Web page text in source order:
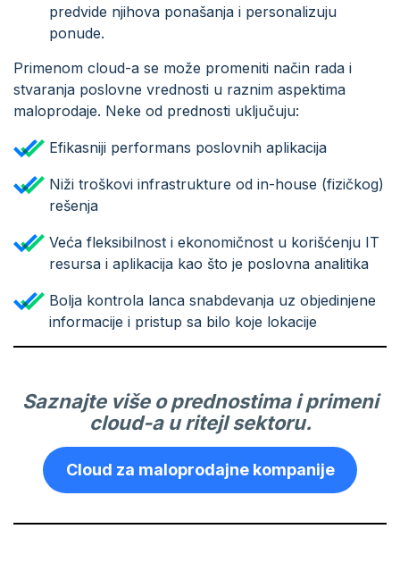
predvide njihova ponašanja i personalizuju
ponude.
Primenom cloud-a se može promeniti način rada i
stvaranja poslovne vrednosti u raznim aspektima
maloprodaje. Neke od prednosti uključuju:
Efikasniji performans poslovnih aplikacija
Niži troškovi infrastrukture od in-house (fizičkog)
rešenja
Veća fleksibilnost i ekonomičnost u korišćenju IT
resursa i aplikacija kao što je poslovna analitika
Bolja kontrola lanca snabdevanja uz objedinjene
informacije i pristup sa bilo koje lokacije
Saznajte više o prednostima i primeni
cloud-a u ritejl sektoru.
Cloud za maloprodajne kompanije